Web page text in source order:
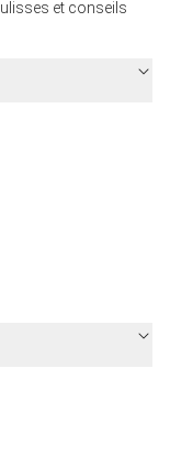
et conseils